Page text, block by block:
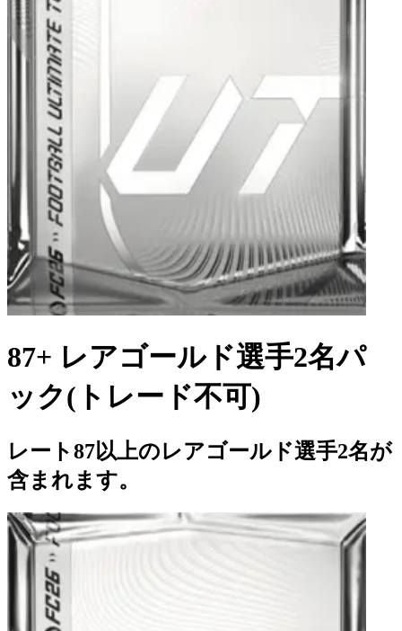
87+ レアゴールド選手2名パ
ック(トレード不可)
レート87以上のレアゴールド選手2名が
含まれます。